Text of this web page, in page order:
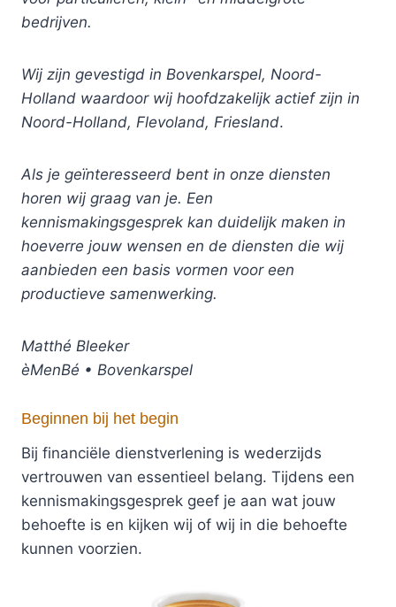
Beginnen bij het begin
Bij financiële dienstverlening is wederzijds
vertrouwen van essentieel belang. Tijdens een
kennismakingsgesprek geef je aan wat jouw
behoefte is en kijken wij of wij in die behoefte
kunnen voorzien.
bedrijven.
Wij zijn gevestigd in Bovenkarspel, Noord-
Holland waardoor wij hoofdzakelijk actief zijn in
Noord-Holland, Flevoland, Friesland.
Als je geïnteresseerd bent in onze diensten
horen wij graag van je. Een
kennismakingsgesprek kan duidelijk maken in
hoeverre jouw wensen en de diensten die wij
aanbieden een basis vormen voor een
productieve samenwerking.
Matthé Bleeker
èMenBé • Bovenkarspel